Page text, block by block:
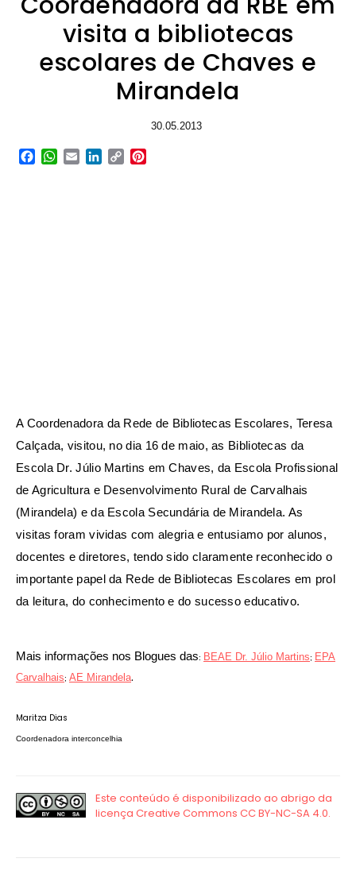
visita a bibliotecas
escolares de Chaves e
Mirandela
30.05.2013
Facebook
WhatsApp
EmailLinkedIn
Copy
A Coordenadora da Rede de Bibliotecas Escolares, Teresa
Calçada, visitou, no dia 16 de maio, as Bibliotecas da
Escola Dr. Júlio Martins em Chaves, da Escola Profissional
de Agricultura e Desenvolvimento Rural de Carvalhais
(Mirandela) e da Escola Secundária de Mirandela. As
visitas foram vividas com alegria e entusiamo por alunos,
docentes e diretores, tendo sido claramente reconhecido o
importante papel da Rede de Bibliotecas Escolares em prol
da leitura, do conhecimento e do sucesso educativo.
Mais informações nos Blogues das: BEAE Dr. Júlio Martins; EPA
Carvalhais; AE Mirandela.
Maritza Dias
Coordenadora interconcelhia